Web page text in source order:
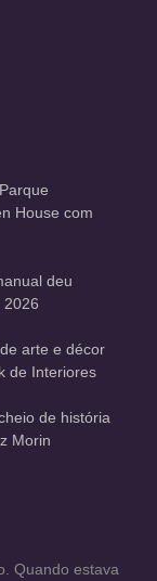
House com
deu
2026
arte e décor
de Interiores
de história
Morin
Quando estava